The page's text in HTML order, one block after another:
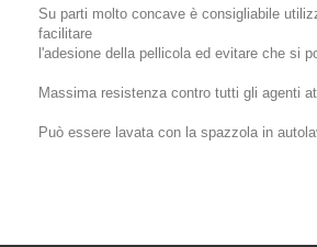
Su parti molto concave è consigliabile
facilitare
l'adesione della pellicola ed evitare che si
Massima resistenza contro tutti gli agenti
Può essere lavata con la spazzola in